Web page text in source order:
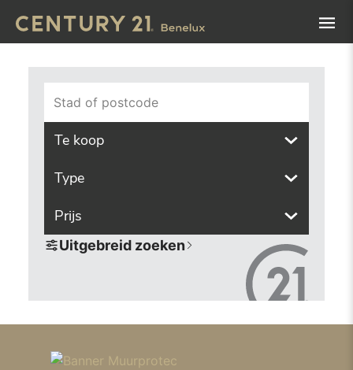
Stad of postcode
Te koop
Type
Prijs
Uitgebreid zoeken